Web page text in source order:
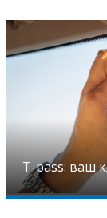
T-pass: ваш